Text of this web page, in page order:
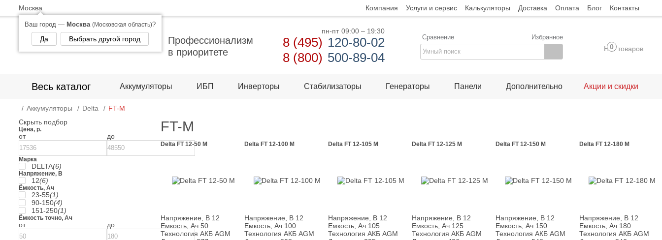
Москва
Ваш город — Москва (Московская область)?
Да Выбрать другой город
Компания Услуги и сервис Калькуляторы Доставка Оплата Блог Контакты
Профессионализм
в приоритете
пн-пт 09:00 – 19:30
8 (495) 120-80-02
8 (800) 500-89-04
Сравнение Избранное
0
Нет товаров
Весь каталог Аккумуляторы ИБП Инверторы Стабилизаторы Генераторы Панели Дополнительно Акции и скидки
Аккумуляторы Delta
FT-M
Скрыть подбор
Цена, р.
от до
Марка
DELTA(6)
Напряжение, В
12(6)
Ёмкость, Ач
23-55(1)
90-150(4)
151-250(1)
Ёмкость точно, Ач
от до
FT-M
Delta FT 12-50 M
Напряжение, В 12
Емкость, Ач 50
Технология АКБ AGM
Delta FT 12-100 M
Напряжение, В 12
Емкость, Ач 100
Технология АКБ AGM
Delta FT 12-105 M
Напряжение, В 12
Емкость, Ач 105
Технология АКБ AGM
Delta FT 12-125 M
Напряжение, В 12
Емкость, Ач 125
Технология АКБ AGM
Delta FT 12-150 M
Напряжение, В 12
Емкость, Ач 150
Технология АКБ AGM
Delta FT 12-180 M
Напряжение, В 12
Емкость, Ач 180
Технология АКБ AGM